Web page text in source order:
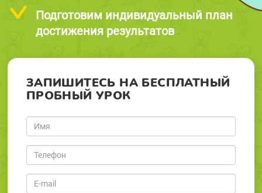
Подготовим индивидуальный план
достижения результатов
ЗАПИШИТЕСЬ НА БЕСПЛАТНЫЙ
ПРОБНЫЙ УРОК